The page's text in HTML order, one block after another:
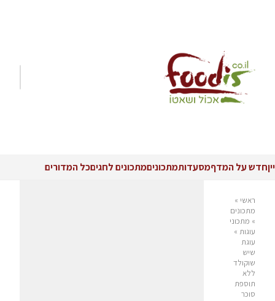
ייןחדש על המדףמסעדותמתכוניםמתכונים לחגיםכל המדורים
ראשי »
מתכונים
» מתכוני
עוגות »
עוגת
שיש
שוקולד
ללא
תוספת
סוכר